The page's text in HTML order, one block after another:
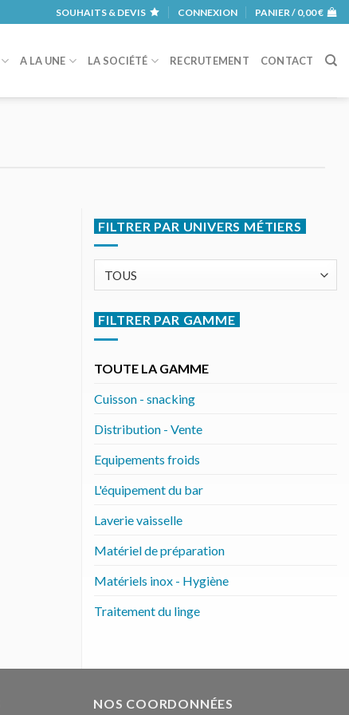
SOUHAITS & DEVIS CONNEXION PANIER / 0,00€
A LA UNE LA SOCIÉTÉ RECRUTEMENT CONTACT
FILTRER PAR UNIVERS MÉTIERS
FILTRER PAR GAMME
TOUTE LA GAMME
Cuisson - snacking
Distribution - Vente
Equipements froids
L'équipement du bar
Laverie vaisselle
Matériel de préparation
Matériels inox - Hygiène
Traitement du linge
NOS COORDONNÉES